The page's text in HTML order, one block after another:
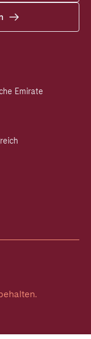
Emirate